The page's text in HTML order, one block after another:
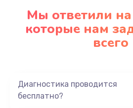
Мы ответили
которые нам
всего
Диагностика проводится
бесплатно?